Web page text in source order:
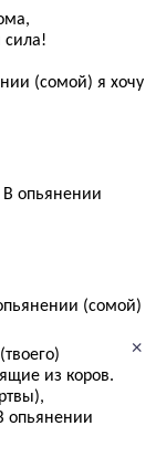
×
(сомой) я хочу
опьянении
(сомой)
из коров.
опьянении